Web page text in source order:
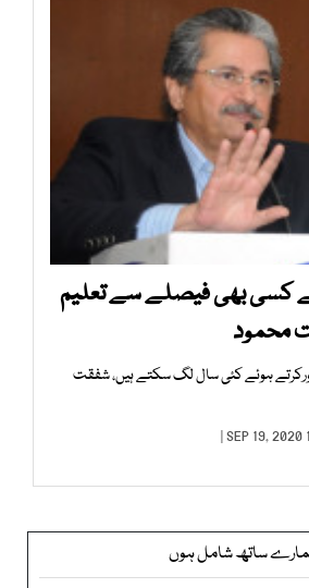
کسی بھی فیصلے سے تعلیم
محمود
ہوئے کئی سال لگ سکتے ہیں، شفقت
ساتھ شامل ہوں